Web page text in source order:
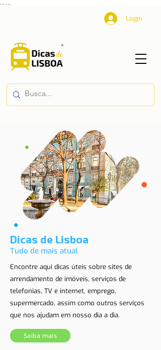
Login
Dicas de Lisboa
Tudo de mais atual
Encontre aqui dicas úteis sobre sites de
arrendamento de imóveis, serviços de
telefonias, TV e internet, emprego,
supermercado, assim como outros serviços
que nos ajudam em nosso dia a dia.
Saiba mais